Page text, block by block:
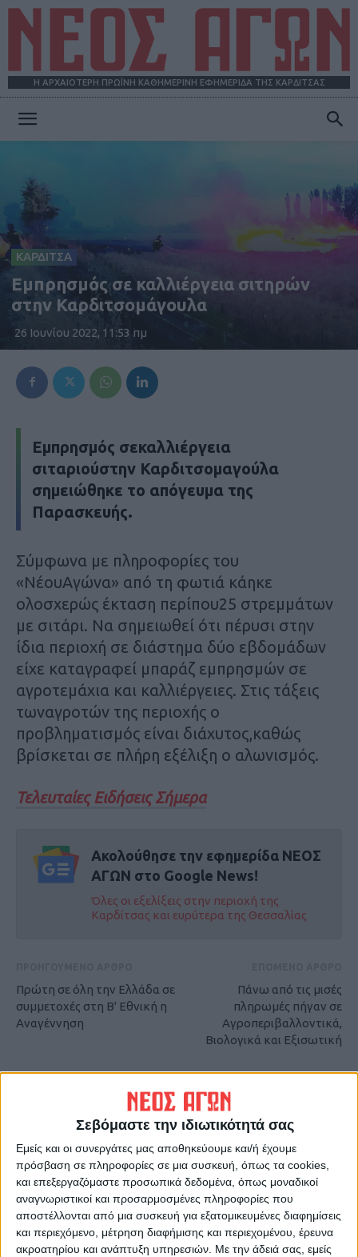
Σεβόμαστε την ιδιωτικότητά σας
Εμείς και οι συνεργάτες μας αποθηκεύουμε και/ή έχουμε
πρόσβαση σε πληροφορίες σε μια συσκευή, όπως τα cookies,
και επεξεργαζόμαστε προσωπικά δεδομένα, όπως μοναδικοί
αναγνωριστικοί και προσαρμοσμένες πληροφορίες που
αποστέλλονται από μια συσκευή για εξατομικευμένες διαφημίσεις
και περιεχόμενο, μέτρηση διαφήμισης και περιεχομένου, έρευνα
ακροατηρίου και ανάπτυξη υπηρεσιών. Με την άδειά σας, εμείς
Η ΑΡΧΑΙΟΤΕΡΗ ΠΡΩΪΝΗ ΚΑΘΗΜΕΡΙΝΗ ΕΦΗΜΕΡΙΔΑ ΤΗΣ ΚΑΡΔΙΤΣΑΣ
ΚΑΡΔΙΤΣΑ
Εμπρησμός σε καλλιέργεια σιτηρών
στην Καρδιτσομάγουλα
26 Ιουνίου 2022, 11:53 πμ
Εμπρησμός σεκαλλιέργεια
σιταριούστην Καρδιτσομαγούλα
σημειώθηκε το απόγευμα της
Παρασκευής.
Σύμφωνα με πληροφορίες του
«ΝέουΑγώνα» από τη φωτιά κάηκε
ολοσχερώς έκταση περίπου25 στρεμμάτων
με σιτάρι. Να σημειωθεί ότι πέρυσι στην
ίδια περιοχή σε διάστημα δύο εβδομάδων
είχε καταγραφεί μπαράζ εμπρησμών σε
αγροτεμάχια και καλλιέργειες. Στις τάξεις
τωναγροτών της περιοχής ο
προβληματισμός είναι διάχυτος,καθώς
βρίσκεται σε πλήρη εξέλιξη ο αλωνισμός.
Τελευταίες Ειδήσεις Σήμερα
Ακολούθησε την εφημερίδα ΝΕΟΣ
ΑΓΩΝ στο Google News!
Όλες οι εξελίξεις στην περιοχή της
Καρδίτσας και ευρύτερα της Θεσσαλίας
Πρώτη σε όλη την Ελλάδα σε
συμμετοχές στη Β' Εθνική η
Αναγέννηση
Πάνω από τις μισές
πληρωμές πήγαν σε
Αγροπεριβαλλοντικά,
Βιολογικά και Eξισωτική
ΝΕΟΣ ΑΓΩΝ
https://neosagon.gr
Η Αρχαιότερη Καθημερινή Πρωινή Εφημερίδα της Καρδίτσας